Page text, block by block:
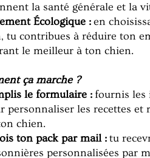
la santé générale et la
Écologique :en
tu contribues à réduire ton
le meilleur à ton chien.
ça marche ?
le formulaire : fournis les
personnaliser les recettes et
chien.
ton pack par mail :tu
personnalisées par